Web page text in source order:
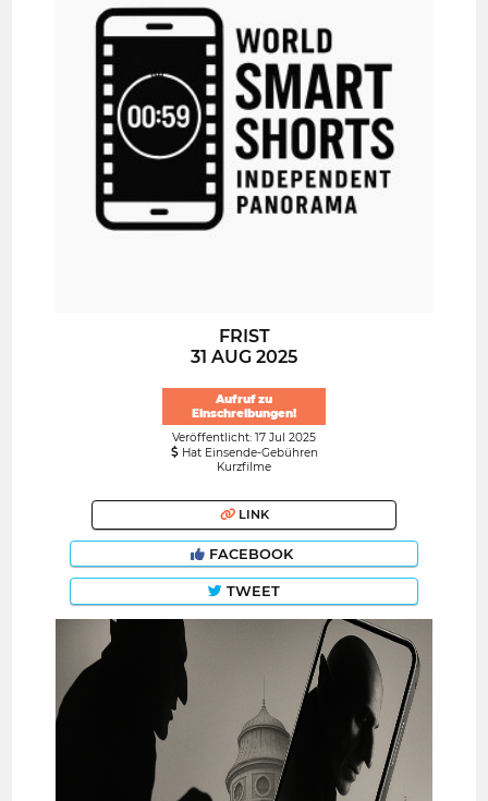
FRIST
31 AUG 2025
Aufruf zu
Einschreibungen!
Veröffentlicht: 17 Jul 2025
Hat Einsende-Gebühren
Kurzfilme
LINK
FACEBOOK
TWEET